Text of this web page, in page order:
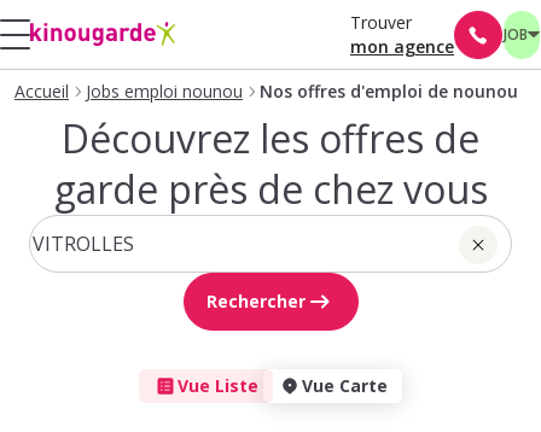
Trouver
mon agence
JOB
Accueil Jobs emploi nounou Nos offres d'emploi de nounou
Découvrez les offres de
garde près de chez vous
Rechercher
Vue Liste Vue Carte